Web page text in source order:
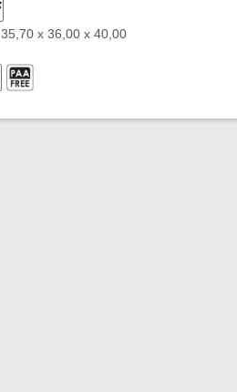
35,70 x 36,00 x 40,00